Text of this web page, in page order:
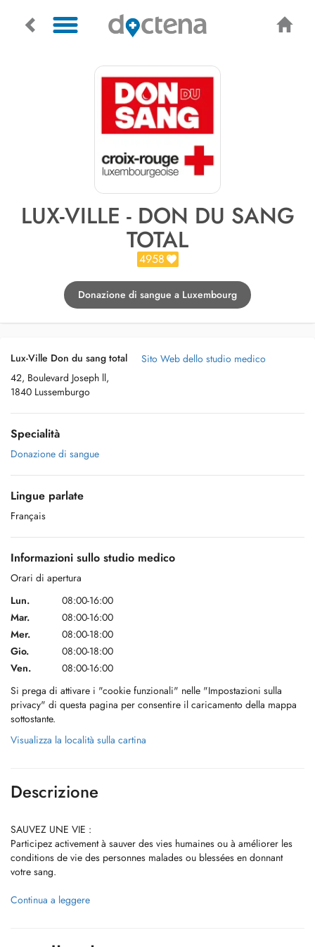
LUX-VILLE - DON DU SANG
TOTAL
4958
Donazione di sangue a Luxembourg
Lux-Ville Don du sang total
42, Boulevard Joseph ll,
1840 Lussemburgo
Sito Web dello studio medico
Specialità
Donazione di sangue
Lingue parlate
Français
Informazioni sullo studio medico
Orari di apertura
Lun.
08:00-16:00
Mar.
08:00-16:00
Mer.
08:00-18:00
Gio.
08:00-18:00
Ven.
08:00-16:00
Si prega di attivare i "cookie funzionali" nelle "Impostazioni sulla
privacy" di questa pagina per consentire il caricamento della mappa
sottostante.
Visualizza la località sulla cartina
Descrizione
SAUVEZ UNE VIE :
Participez activement à sauver des vies humaines ou à améliorer les
conditions de vie des personnes malades ou blessées en donnant
votre sang.
Chaque jour, une centaine de dons sont nécessaires pour couvrir les
fournir les produits sanguins de qualité à ceux qui en ont besoin.
Continua a leggere